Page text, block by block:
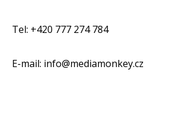
Tel: +420 777 274 784
E-mail: info@mediamonkey.cz